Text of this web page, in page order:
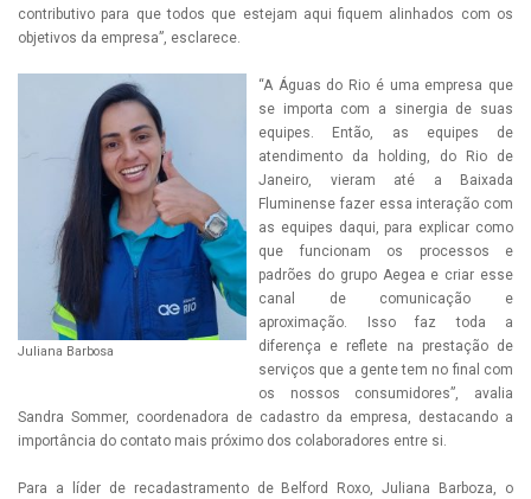
contributivo para que todos que estejam aqui fiquem alinhados com os
objetivos da empresa”, esclarece.
Juliana Barbosa
“A Águas do Rio é uma empresa que
se importa com a sinergia de suas
equipes. Então, as equipes de
atendimento da holding, do Rio de
Janeiro, vieram até a Baixada
Fluminense fazer essa interação com
as equipes daqui, para explicar como
que funcionam os processos e
padrões do grupo Aegea e criar esse
canal de comunicação e
aproximação. Isso faz toda a
diferença e reflete na prestação de
serviços que a gente tem no final com
os nossos consumidores”, avalia
Sandra Sommer, coordenadora de cadastro da empresa, destacando a
importância do contato mais próximo dos colaboradores entre si.
Para a líder de recadastramento de Belford Roxo, Juliana Barboza, o